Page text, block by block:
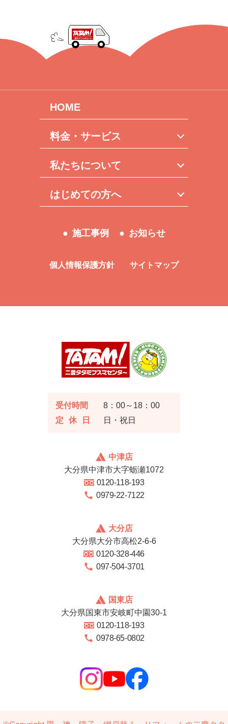
HOME
料金・サービス
私たちについて
はじめての方へ
施工事例 お知らせ
個人情報保護方針 サイトマップ
受付時間
8：00～18：00
定休日
日・祝日
中津店
大分県中津市大字蛎瀬1072
0120-118-193
0979-22-7122
大分店
大分県大分市高松2-6-6
0120-328-446
097-504-3701
国東店
大分県国東市安岐町中園30-1
0120-118-193
0978-65-0802